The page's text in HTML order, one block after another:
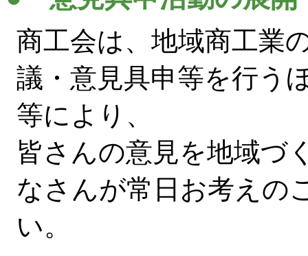
商工会は、地域商工業
議・意見具申等を行う
等により、
皆さんの意見を地域づ
なさんが常日お考えの
い。